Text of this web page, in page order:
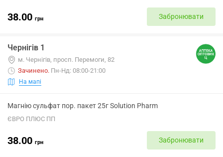
38.00 грн Забронювати
Чернігів 1
м. Чернігів, просп. Перемоги, 82
Зачинено. Пн-Нд: 08:00-21:00
На мапі
Магнію сульфат пор. пакет 25г Solution Pharm
ЄВРО ПЛЮС ПП
38.00 грн Забронювати